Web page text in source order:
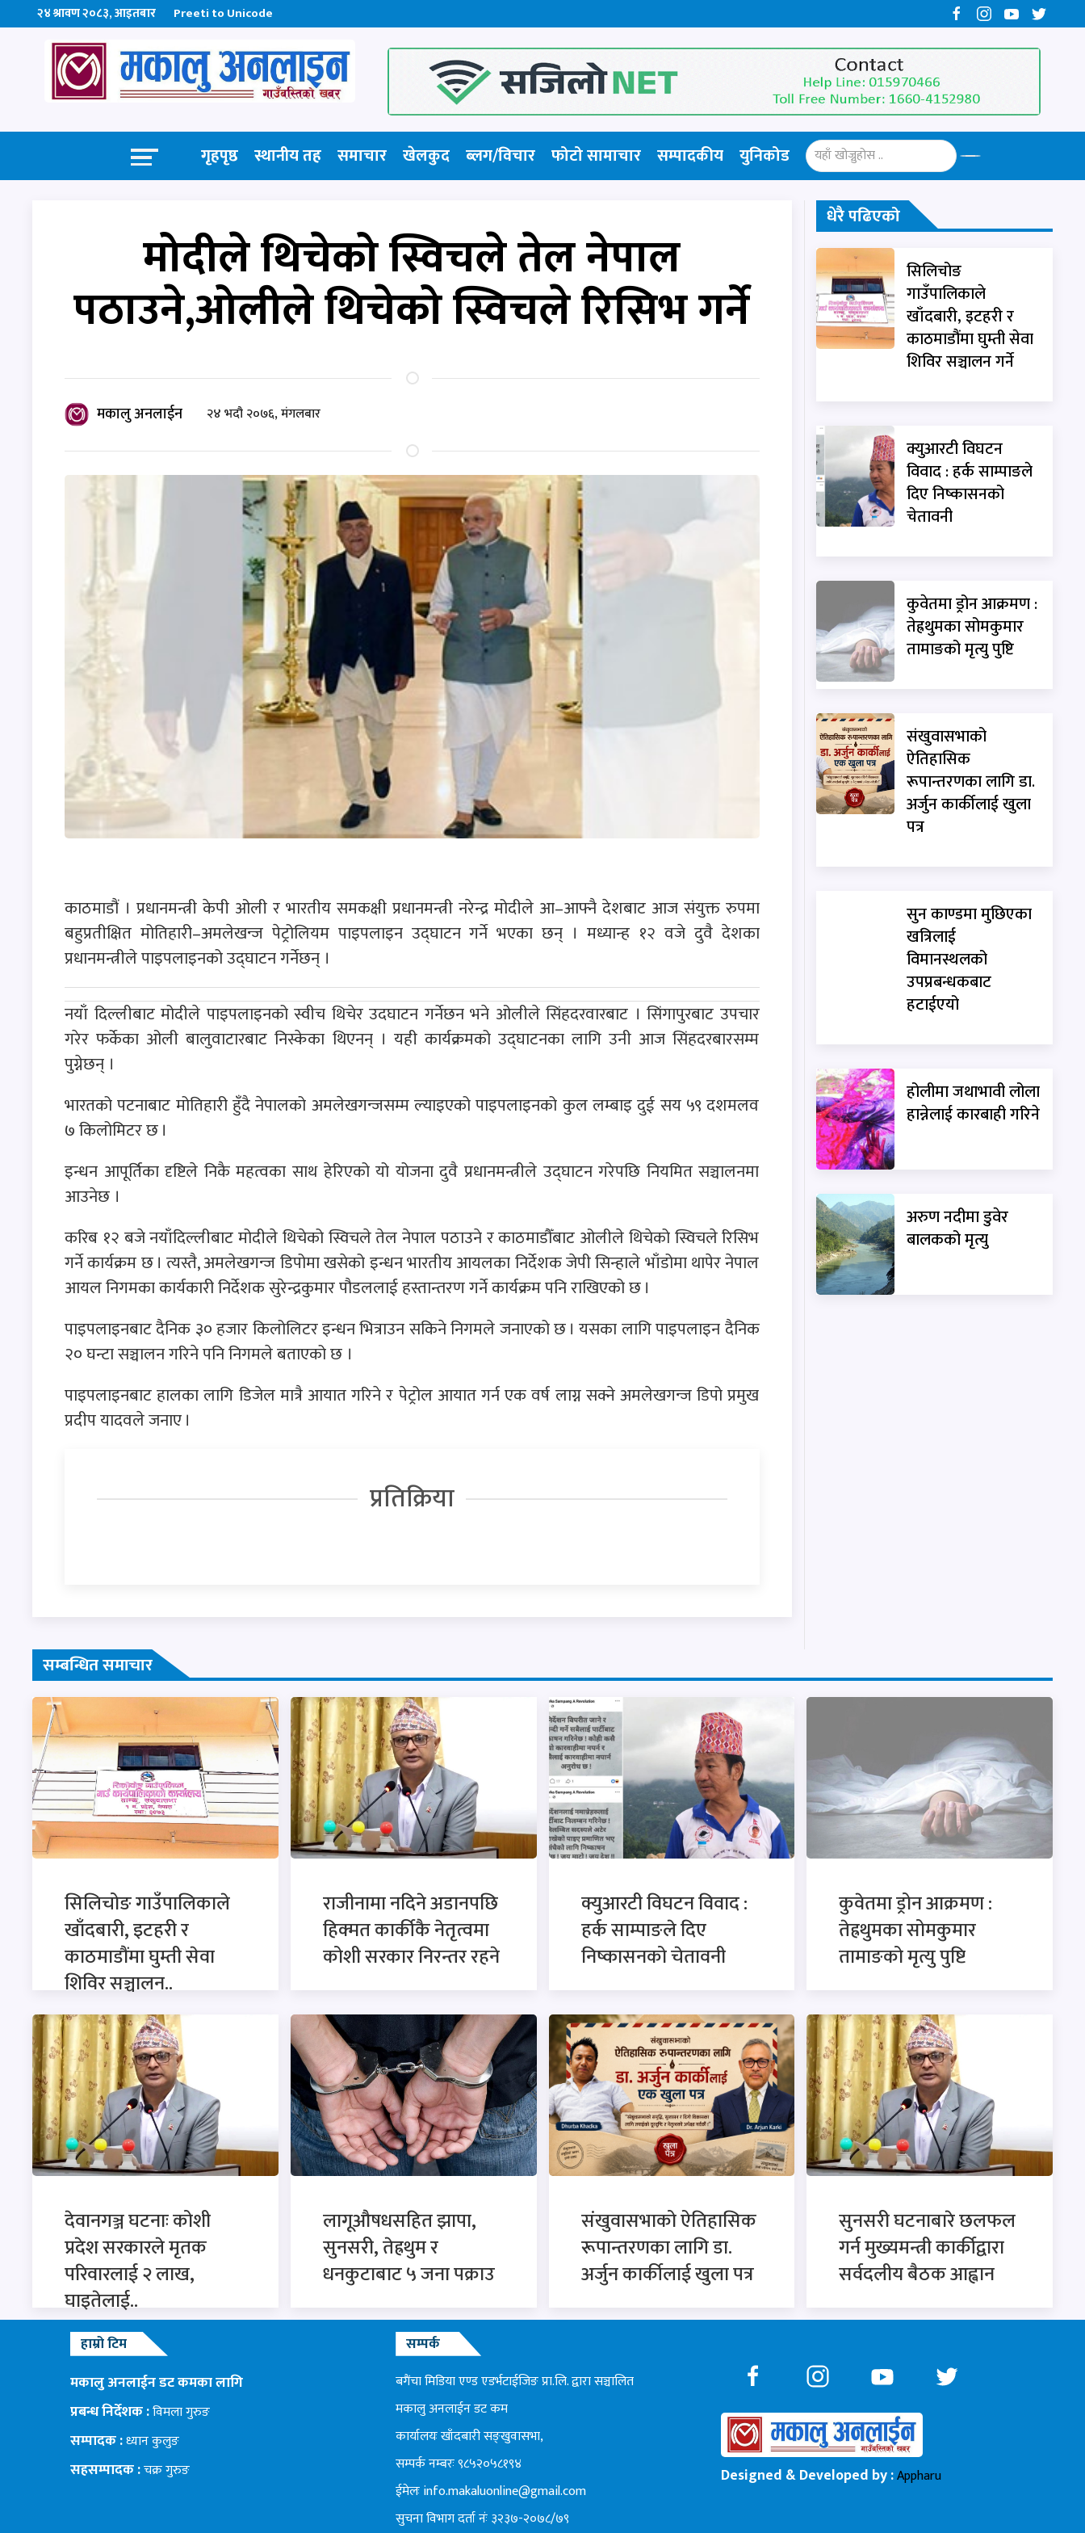
२४ श्रावण २०८३, आइतबार Preeti to Unicode
गृहपृष्ठ स्थानीय तह समाचार खेलकुद ब्लग/विचार फोटो सामाचार​ सम्पादकीय युनिकोड
मोदीले थिचेको स्विचले तेल नेपाल
पठाउने,ओलीले थिचेको स्विचले रिसिभ गर्ने
मकालु अनलाईन २४ भदौ २०७६, मंगलबार
काठमाडौं । प्रधानमन्त्री केपी ओली र भारतीय समकक्षी प्रधानमन्त्री नरेन्द्र मोदीले आ–आफ्नै देशबाट आज संयुक्त रुपमा
बहुप्रतीक्षित मोतिहारी–अमलेखन्ज पेट्रोलियम पाइपलाइन उद्घाटन गर्ने भएका छन् । मध्यान्ह १२ वजे दुवै देशका
प्रधानमन्त्रीले पाइपलाइनको उद्घाटन गर्नेछन् ।
नयाँ दिल्लीबाट मोदीले पाइपलाइनको स्वीच थिचेर उदघाटन गर्नेछन भने ओलीले सिंहदरवारबाट । सिंगापुरबाट उपचार
गरेर फर्केका ओली बालुवाटारबाट निस्केका थिएनन् । यही कार्यक्रमको उद्घाटनका लागि उनी आज सिंहदरबारसम्म
पुग्नेछन् ।
भारतको पटनाबाट मोतिहारी हुँदै नेपालको अमलेखगन्जसम्म ल्याइएको पाइपलाइनको कुल लम्बाइ दुई सय ५९ दशमलव
७ किलोमिटर छ ।
इन्धन आपूर्तिका दृष्टिले निकै महत्वका साथ हेरिएको यो योजना दुवै प्रधानमन्त्रीले उद्घाटन गरेपछि नियमित सञ्चालनमा
आउनेछ ।
करिब १२ बजे नयाँदिल्लीबाट मोदीले थिचेको स्विचले तेल नेपाल पठाउने र काठमाडौँबाट ओलीले थिचेको स्विचले रिसिभ
गर्ने कार्यक्रम छ । त्यस्तै, अमलेखगन्ज डिपोमा खसेको इन्धन भारतीय आयलका निर्देशक जेपी सिन्हाले भाँडोमा थापेर नेपाल
आयल निगमका कार्यकारी निर्देशक सुरेन्द्रकुमार पौडललाई हस्तान्तरण गर्ने कार्यक्रम पनि राखिएको छ ।
पाइपलाइनबाट दैनिक ३० हजार किलोलिटर इन्धन भित्राउन सकिने निगमले जनाएको छ । यसका लागि पाइपलाइन दैनिक
२० घन्टा सञ्चालन गरिने पनि निगमले बताएको छ ।
पाइपलाइनबाट हालका लागि डिजेल मात्रै आयात गरिने र पेट्रोल आयात गर्न एक वर्ष लाग्न सक्ने अमलेखगन्ज डिपो प्रमुख
प्रदीप यादवले जनाए ।
प्रतिक्रिया
धेरै पढिएको
सिलिचोङ
गाउँपालिकाले
खाँदबारी, इटहरी र
काठमाडौंमा घुम्ती सेवा
शिविर सञ्चालन गर्ने
क्युआरटी विघटन
विवाद : हर्क साम्पाङले
दिए निष्कासनको
चेतावनी
कुवेतमा ड्रोन आक्रमण :
तेह्रथुमका सोमकुमार
तामाङको मृत्यु पुष्टि
संखुवासभाको
ऐतिहासिक
रूपान्तरणका लागि डा.
अर्जुन कार्कीलाई खुला
पत्र
सुन काण्डमा मुछिएका
खत्रिलाई
विमानस्थलको
उपप्रबन्धकबाट
हटाईएयो
होलीमा जथाभावी लोला
हान्नेलाई कारबाही गरिने
अरुण नदीमा डुवेर
बालकको मृत्यु
सम्बन्धित समाचार
सिलिचोङ गाउँपालिकाले
खाँदबारी, इटहरी र
काठमाडौंमा घुम्ती सेवा
शिविर सञ्चालन..
राजीनामा नदिने अडानपछि
हिक्मत कार्कीकै नेतृत्वमा
कोशी सरकार निरन्तर रहने
क्युआरटी विघटन विवाद :
हर्क साम्पाङले दिए
निष्कासनको चेतावनी
कुवेतमा ड्रोन आक्रमण :
तेह्रथुमका सोमकुमार
तामाङको मृत्यु पुष्टि
देवानगञ्ज घटनाः कोशी
प्रदेश सरकारले मृतक
परिवारलाई २ लाख,
घाइतेलाई..
लागूऔषधसहित झापा,
सुनसरी, तेह्रथुम र
धनकुटाबाट ५ जना पक्राउ
संखुवासभाको ऐतिहासिक
रूपान्तरणका लागि डा.
अर्जुन कार्कीलाई खुला पत्र
सुनसरी घटनाबारे छलफल
गर्न मुख्यमन्त्री कार्कीद्वारा
सर्वदलीय बैठक आह्वान
हाम्रो टिम
मकालु अनलाईन डट कमका लागि
प्रबन्ध निर्देशक :विमला गुरुङ
सम्पादक :ध्यान कुलुङ
सहसम्पादक :चक्र गुरुङ
सम्पर्क
बगैंचा मिडिया एण्ड एडर्भटाईजिङ प्रा.लि. द्वारा सञ्चालित
मकालु अनलाईन डट कम
कार्यालयः खाँदबारी सङ्खुवासभा,
सम्पर्क नम्बरः ९८५२०५८१९४
ईमेलःinfo.makaluonline@gmail.com
सुचना विभाग दर्ता नंः ३२३७-२०७८/७९
Designed & Developed by :Appharu